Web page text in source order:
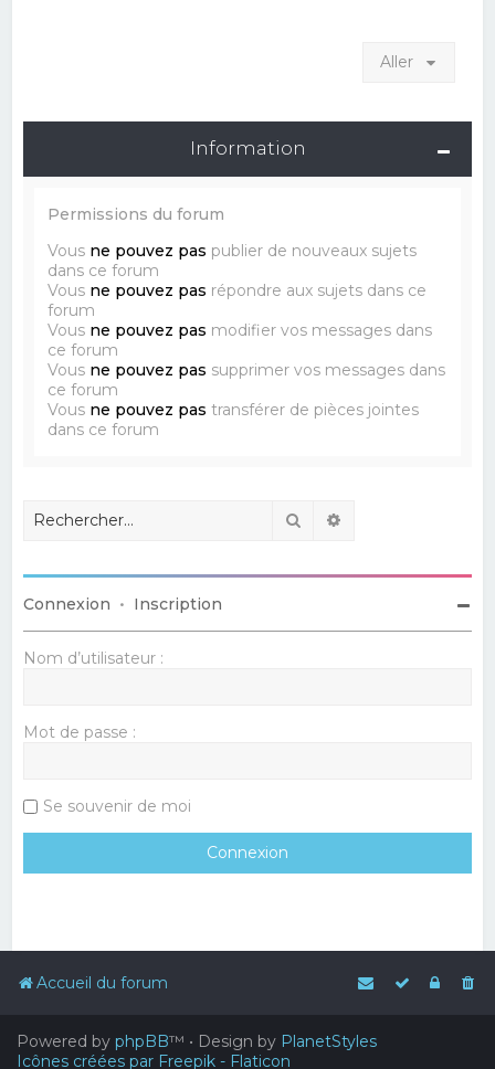
Aller
Information
Permissions du forum
Vous ne pouvez pas publier de nouveaux sujets
dans ce forum
Vous ne pouvez pas répondre aux sujets dans ce
forum
Vous ne pouvez pas modifier vos messages dans
ce forum
Vous ne pouvez pas supprimer vos messages dans
ce forum
Vous ne pouvez pas transférer de pièces jointes
dans ce forum
Rechercher
Connexion • Inscription
Nom d’utilisateur :
Mot de passe :
Se souvenir de moi
Accueil du forum
Powered by phpBB™ • Design by PlanetStyles
Icônes créées par Freepik - Flaticon